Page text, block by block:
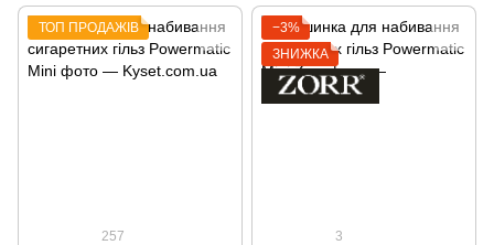
ТОП ПРОДАЖІВ
257
−3%
ЗНИЖКА
3